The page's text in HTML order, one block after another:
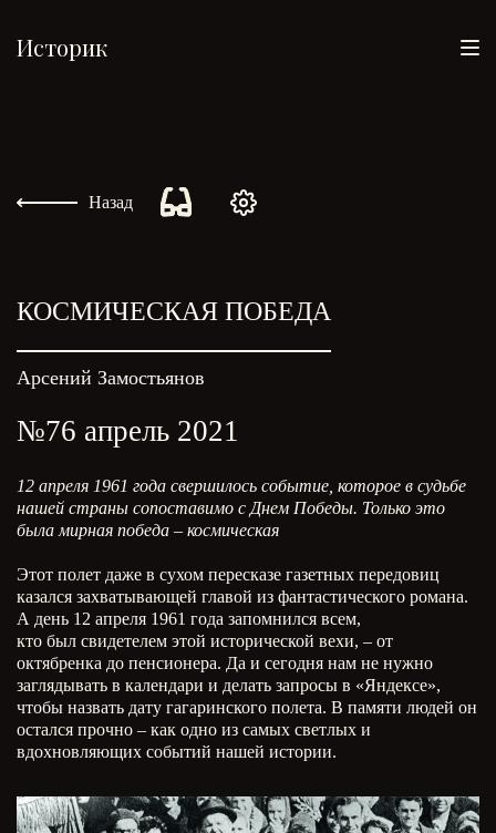
Историк
Назад
КОСМИЧЕСКАЯ ПОБЕДА
№76 апрель 2021
Арсений Замостьянов
12 апреля 1961 года свершилось событие, которое в судьбе
нашей страны сопоставимо с Днем Победы. Только это
была мирная победа – космическая
Этот полет даже в сухом пересказе газетных передовиц
казался захватывающей главой из фантастического романа.
А день 12 апреля 1961 года запомнился всем,
кто был свидетелем этой исторической вехи, – от
октябренка до пенсионера. Да и сегодня нам не нужно
заглядывать в календари и делать запросы в «Яндексе»,
чтобы назвать дату гагаринского полета. В памяти людей он
остался прочно – как одно из самых светлых и
вдохновляющих событий нашей истории.